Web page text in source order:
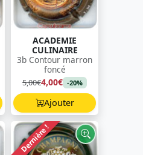
ACADEMIE
CULINAIRE
3b Contour marron
foncé
5,00€4,00€ -20%
Ajouter
Dernière !